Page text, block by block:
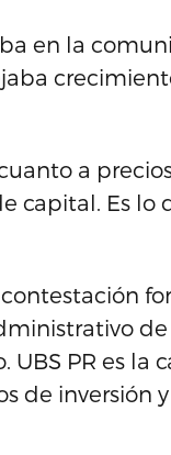
en la
a
capital. Es lo
PR es la
de inversión